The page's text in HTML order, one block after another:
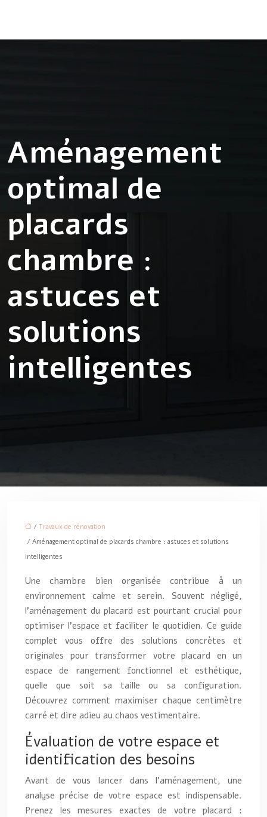
Aménagement
optimal de
placards
chambre :
astuces et
solutions
intelligentes
/ Travaux de rénovation
/ Aménagement optimal de placards chambre : astuces et solutions
intelligentes
Une chambre bien organisée contribue à un
environnement calme et serein. Souvent négligé,
l’aménagement du placard est pourtant crucial pour
optimiser l’espace et faciliter le quotidien. Ce guide
complet vous offre des solutions concrètes et
originales pour transformer votre placard en un
espace de rangement fonctionnel et esthétique,
quelle que soit sa taille ou sa configuration.
Découvrez comment maximiser chaque centimètre
carré et dire adieu au chaos vestimentaire.
Évaluation de votre espace et
identification des besoins
Avant de vous lancer dans l’aménagement, une
analyse précise de votre espace est indispensable.
Prenez les mesures exactes de votre placard :